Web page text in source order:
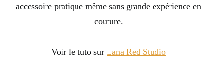
accessoire pratique même sans grande expérience en
couture.
Voir le tuto sur Lana Red Studio